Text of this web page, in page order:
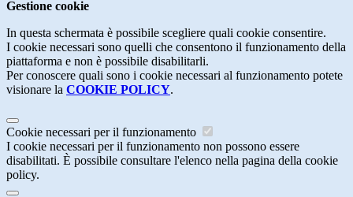
Gestione cookie
In questa schermata è possibile scegliere quali cookie consentire.
I cookie necessari sono quelli che consentono il funzionamento della
piattaforma e non è possibile disabilitarli.
Per conoscere quali sono i cookie necessari al funzionamento potete
visionare la COOKIE POLICY.
Cookie necessari per il funzionamento
I cookie necessari per il funzionamento non possono essere
disabilitati. È possibile consultare l'elenco nella pagina della cookie
policy.